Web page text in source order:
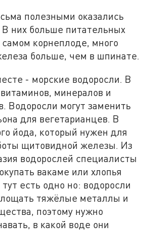
полезными оказались
них больше питательных
корнеплоде, много
больше, чем в шпинате.
- морские водоросли. В
минералов и
Водоросли могут заменить
для вегетарианцев. В
йода, который нужен для
щитовидной железы. Из
водорослей специалисты
вакаме или хлопья
есть одно но: водоросли
тяжёлые металлы и
поэтому нужно
в какой воде они